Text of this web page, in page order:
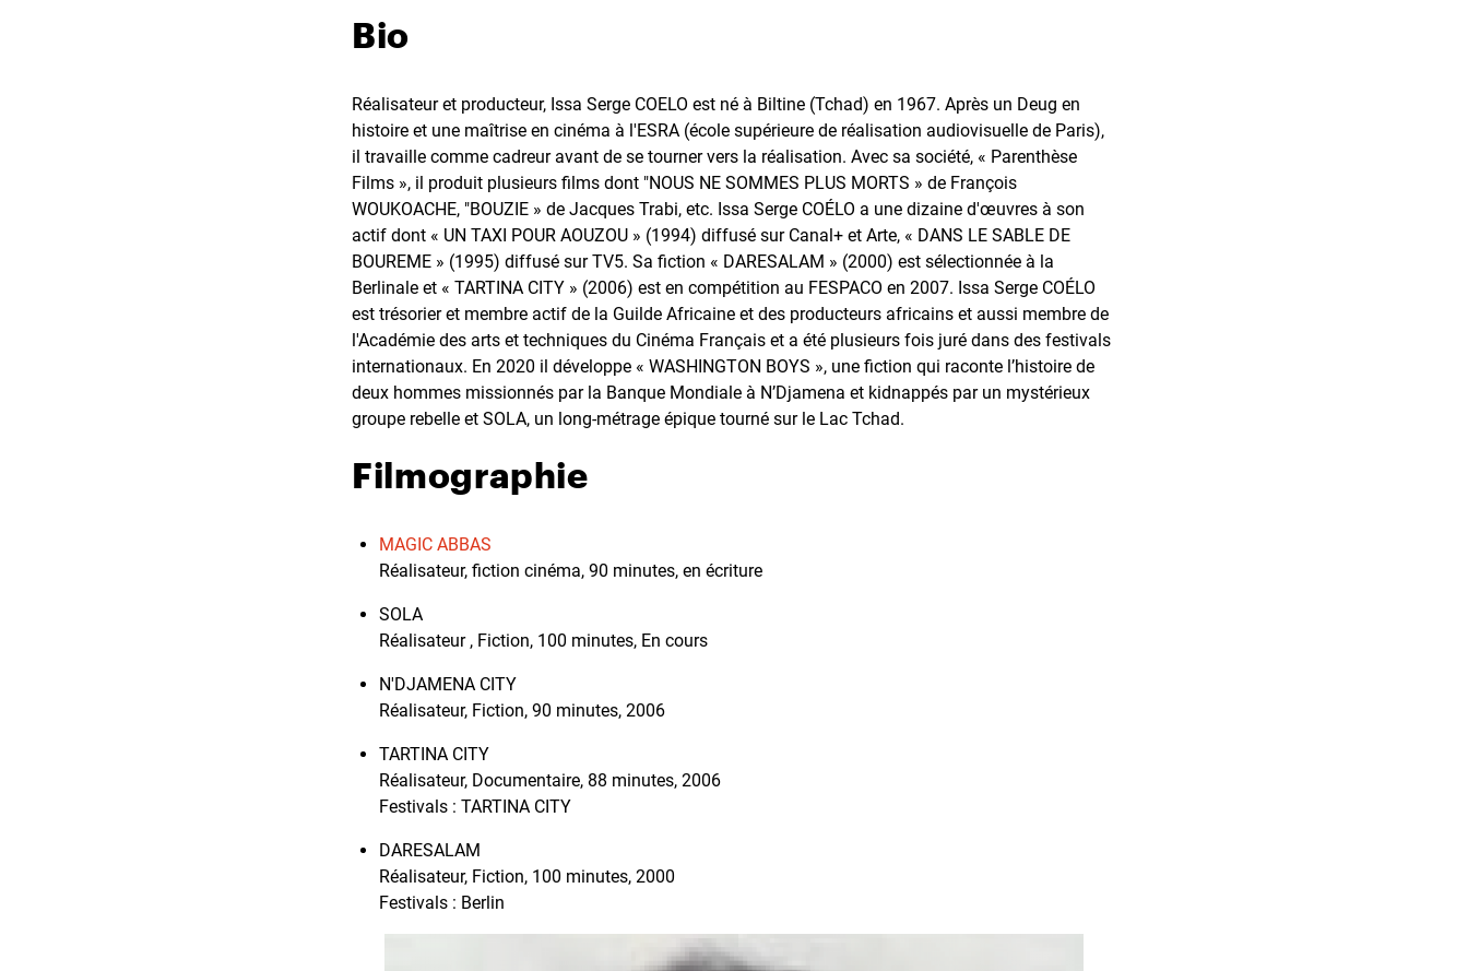
Bio
Réalisateur et producteur, Issa Serge COELO est né à Biltine (Tchad) en 1967. Après un Deug en
histoire et une maîtrise en cinéma à l'ESRA (école supérieure de réalisation audiovisuelle de Paris),
il travaille comme cadreur avant de se tourner vers la réalisation. Avec sa société, « Parenthèse
Films », il produit plusieurs films dont "NOUS NE SOMMES PLUS MORTS » de François
WOUKOACHE, "BOUZIE » de Jacques Trabi, etc. Issa Serge COÉLO a une dizaine d'œuvres à son
actif dont « UN TAXI POUR AOUZOU » (1994) diffusé sur Canal+ et Arte, « DANS LE SABLE DE
BOUREME » (1995) diffusé sur TV5. Sa fiction « DARESALAM » (2000) est sélectionnée à la
Berlinale et « TARTINA CITY » (2006) est en compétition au FESPACO en 2007. Issa Serge COÉLO
est trésorier et membre actif de la Guilde Africaine et des producteurs africains et aussi membre de
l'Académie des arts et techniques du Cinéma Français et a été plusieurs fois juré dans des festivals
internationaux. En 2020 il développe « WASHINGTON BOYS », une fiction qui raconte l’histoire de
deux hommes missionnés par la Banque Mondiale à N’Djamena et kidnappés par un mystérieux
groupe rebelle et SOLA, un long-métrage épique tourné sur le Lac Tchad.
Filmographie
MAGIC ABBAS
Réalisateur, fiction cinéma, 90 minutes, en écriture
SOLA
Réalisateur , Fiction, 100 minutes, En cours
N'DJAMENA CITY
Réalisateur, Fiction, 90 minutes, 2006
TARTINA CITY
Réalisateur, Documentaire, 88 minutes, 2006
Festivals : TARTINA CITY
DARESALAM
Réalisateur, Fiction, 100 minutes, 2000
Festivals : Berlin